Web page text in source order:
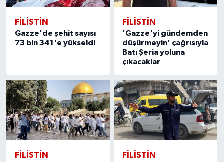
FILISTIN
Gazze'de şehit sayısı
73 bin 341'e yükseldi
FILISTIN
'Gazze'yi gündemden
düşürmeyin' çağrısıyla
Batı Şeria yoluna
çıkacaklar
FILISTIN FILISTIN